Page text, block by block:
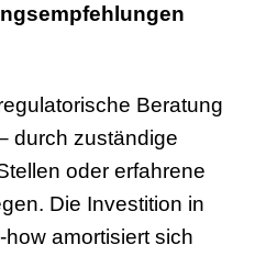
Beratung
durch zuständige
oder erfahrene
Die Investition in
amortisiert sich